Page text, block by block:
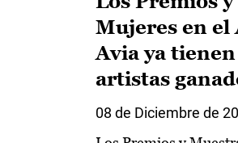
Mujeres en el
Avia ya
artistas
08 de Diciembre de